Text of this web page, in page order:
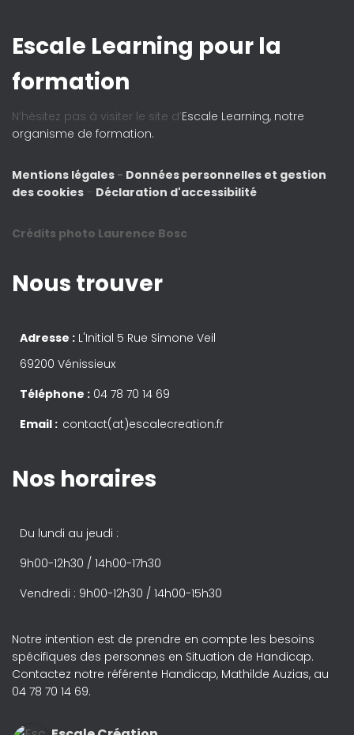
Escale Learning pour la
formation
N’hésitez pas à visiter le site d’Escale Learning, notre
organisme de formation.
Mentions légales - Données personnelles et gestion
des cookies - Déclaration d'accessibilité
Crédits photo Laurence Bosc
Nous trouver
Adresse : L'Initial 5 Rue Simone Veil
69200 Vénissieux
Téléphone : 04 78 70 14 69
Email : contact(at)escalecreation.fr
Nos horaires
Du lundi au jeudi :
9h00-12h30 / 14h00-17h30
Vendredi : 9h00-12h30 / 14h00-15h30
Notre intention est de prendre en compte les besoins
spécifiques des personnes en Situation de Handicap.
Contactez notre référente Handicap, Mathilde Auzias, au
04 78 70 14 69.